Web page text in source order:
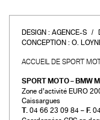
DESIGN : AGENCE-S
CONCEPTION : O.
ACCUEIL DE SPORT
SPORT MOTO – BMW
Zone d’activité EURO
Caissargues
T. 04 66 23 09 84 – F.